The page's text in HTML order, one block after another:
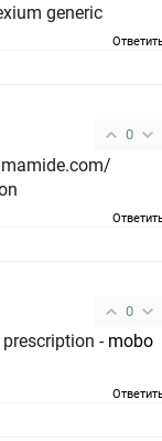
generic
0
0
- mobo